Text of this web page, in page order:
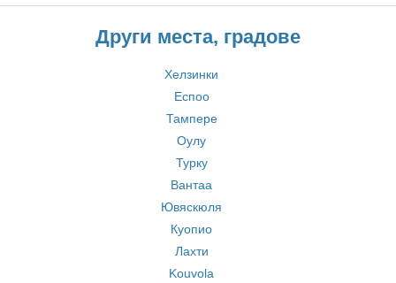
Други места, градове
Хелзинки
Еспоо
Тампере
Оулу
Турку
Вантаа
Ювяскюля
Куопио
Лахти
Kouvola